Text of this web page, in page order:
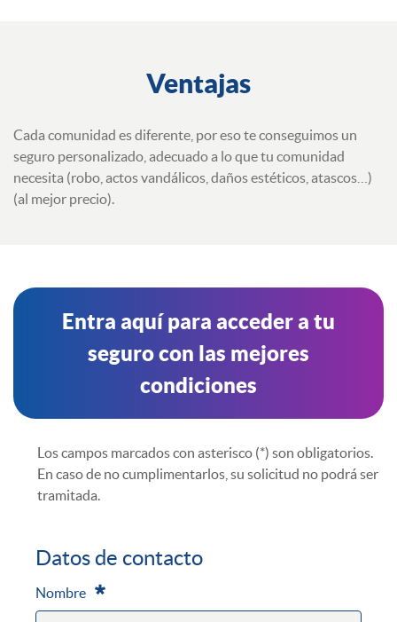
Ventajas
Cada comunidad es diferente, por eso te conseguimos un
seguro personalizado, adecuado a lo que tu comunidad
necesita (robo, actos vandálicos, daños estéticos, atascos…)
(al mejor precio).
Entra aquí para acceder a tu
seguro con las mejores
condiciones
Los campos marcados con asterisco (*) son obligatorios.
En caso de no cumplimentarlos, su solicitud no podrá ser
tramitada.
Datos de contacto
Nombre
Requerido